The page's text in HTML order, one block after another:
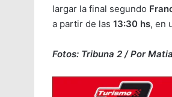
largar la final segundo
a partir de las 13:30 hs, en
Fotos: Tribuna 2 / Por